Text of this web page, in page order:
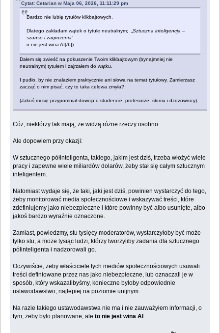
Cytat: Cetarian w Maja 06, 2026, 11:11:29 pm
Bardzo nie lubię tytułów klikbajtowych.
Dlatego zakładam wątek o tytule neutralnym; „Sztuczna inteligencja –
szanse i zagrożenia”.
o nie jest wina AI[/b])
Dałem się zwieść na pokuszenie Twoim klikbajtowym (bynajmniej nie
neutralnym) tytułem i zajrzałem do wątku.
I pudło, by nie znalazłem praktycznie ani słowa na temat tytułowy. Zamierzasz
zacząć o nim pisać, czy to taka celowa zmyła?
(Jakoś mi się przypomniał dowcip o studencie, profesorze, słoniu i dżdżownicy).
Cóż, niektórzy tak mają, że widzą różne rzeczy osobno …
Ale dopowiem przy okazji:
W sztucznego półinteligenta, takiego, jakim jest dziś, trzeba włożyć wiele
pracy i zapewne wiele miliardów dolarów, żeby stał się całym sztucznym
inteligentem.
Natomiast wydaje się, że taki, jaki jest dziś, powinien wystarczyć do tego,
żeby monitorować media społecznościowe i wskazywać treści, które
zdefiniujemy jako niebezpieczne i które powinny być albo usunięte, albo
jakoś bardzo wyraźnie oznaczone.
Zamiast, powiedzmy, stu tysięcy moderatorów, wystarczyłoby być może
tylko stu, a może tysiąc ludzi, którzy tworzyliby zadania dla sztucznego
półinteligenta i nadzorowali go.
Oczywiście, żeby właściciele tych mediów społecznościowych usuwali
treści definiowane przez nas jako niebezpieczne, lub oznaczali je w
sposób, który wskazalibyśmy, konieczne byłoby odpowiednie
ustawodawstwo, najlepiej na poziomie unijnym.
Na razie takiego ustawodawstwa nie ma i nie zauważyłem informacji, o
tym, żeby było planowane, aleto nie jest wina AI .